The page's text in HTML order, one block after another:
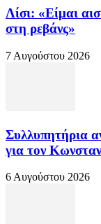
Λίσι: «Είμαι
στη ρεβάνς»
7 Αυγούστου 2026
Συλλυπητήρια
για τον
6 Αυγούστου 2026